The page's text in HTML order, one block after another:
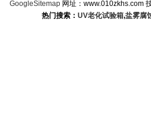
GoogleSitemap 网址：www.010zkhs.com
热门搜索： UV老化试验箱,盐雾腐